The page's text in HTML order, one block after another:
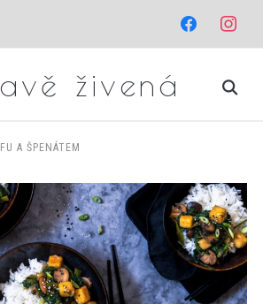
facebook
živená
A ŠPENÁTEM